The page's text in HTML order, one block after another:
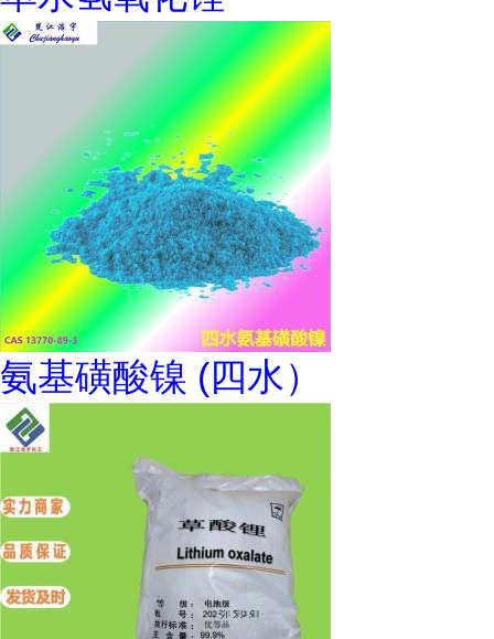
氨基磺酸镍 (四水）